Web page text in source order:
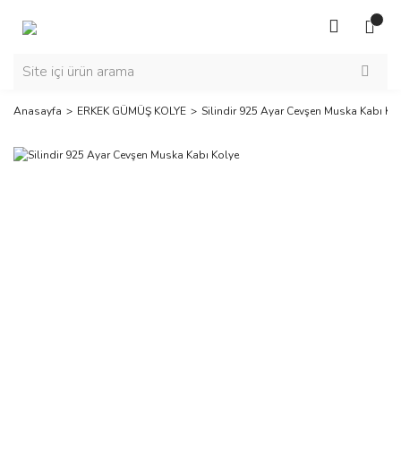
Anasayfa ERKEK GÜMÜŞ KOLYE Silindir 925 Ayar Cevşen Muska Kabı